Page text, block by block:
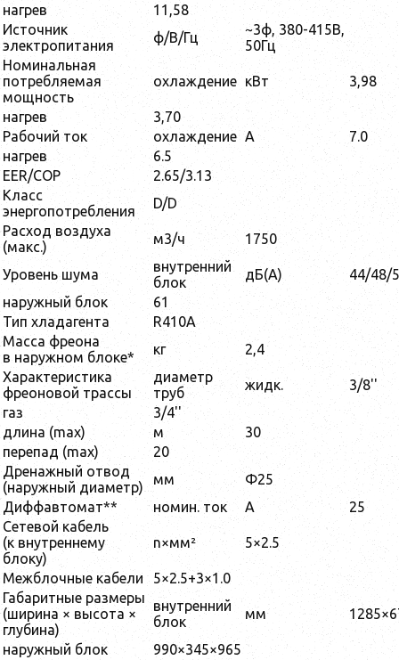
нагрев
11,58
Источник
электропитания
ф/В/Гц
~3ф, 380-415В,
50Гц
Номинальная
потребляемая
мощность
охлаждение кВт 3,98
нагрев
3,70
Рабочий ток
охлаждение A
7.0
нагрев
6.5
EER/COP
2.65/3.13
Класс
энергопотребления
D/D
Расход воздуха
(макс.)
м3/ч 1750
Уровень шума
внутренний
блок
дБ(А)
44/48/
наружный блок
61
Тип хладагента
R410А
Масса фреона
в наружном блоке*
кг
2,4
Характеристика
фреоновой трассы
диаметр
труб
жидк.
3/8''
газ
3/4''
длина (max)
м
30
перепад (max)
20
Дренажный отвод
(наружный диаметр)
мм
Φ25
Диффавтомат**
номин. ток A
25
Сетевой кабель
(к внутреннему
блоку)
n×мм² 5×2.5
Межблочные кабели
5×2.5+3×1.0
Габаритные размеры
(ширина × высота ×
глубина)
внутренний
блок
мм
наружный блок
990×345×965